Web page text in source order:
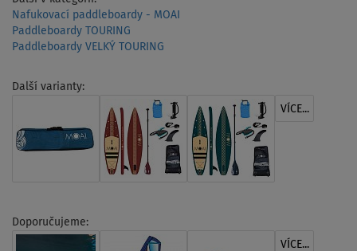
Nafukovací paddleboardy - MOAI
Paddleboardy TOURING
Paddleboardy VELKÝ TOURING
Další varianty:
VÍCE...
Doporučujeme:
VÍCE...